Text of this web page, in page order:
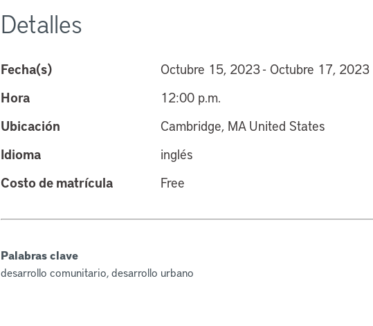
Detalles
Fecha(s)
Octubre 15, 2023 - Octubre 17, 2023
Hora
12:00 p.m.
Ubicación
Cambridge, MA United States
Idioma
inglés
Costo de matrícula
Free
Palabras clave
desarrollo comunitario, desarrollo urbano